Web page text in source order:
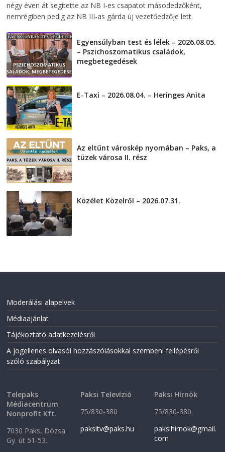
négy éven át segítette az NB I-es csapatot másodedzőként,
nemrégiben pedig az NB III-as gárda új vezetőedzője lett.
Egyensúlyban test és lélek – 2026.08.05.
– Pszichoszomatikus családok,
megbetegedések
E-Taxi – 2026.08.04. – Heringes Anita
Az eltűnt városkép nyomában – Paks, a
tüzek városa II. rész
Közélet Közelről – 2026.07.31.
Moderálási alapelvek
Médiaajánlat
Tájékoztató adatkezelésről
A jogellenes olvasói hozzászólásokkal szembeni fellépésről
szóló szabályzat
Telepaks
Médiacentrum
Nonprofit Kft.
7030 Paks, Dózsa
Gy. út 51-53.
Paksi Televízió
75/830-380
paksitv@paks.hu
Paksi Hírnök
75/830-380
paksihirnok@gmail.
com